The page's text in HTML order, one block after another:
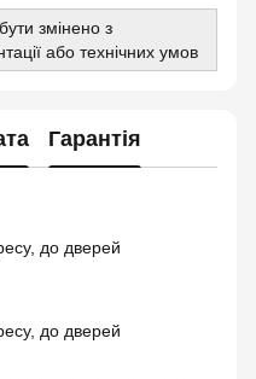
змінено з
або технічних умов
Гарантія
до дверей
до дверей